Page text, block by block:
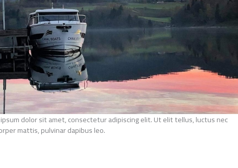
Elbåt i solnedgang i Telemark. Foto: Olav Johre
dolor sit amet, consectetur adipiscing elit. Ut elit tellus, luctus nec
mattis, pulvinar dapibus leo.